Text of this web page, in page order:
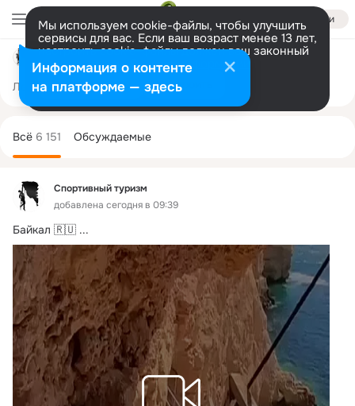
Войти
Мы используем cookie-файлы, чтобы улучшить
сервисы для вас. Если ваш возраст менее 13 лет,
настроить cookie-файлы должен ваш законный
представитель. Больше информации
Разрешить все Настроить
Лента Участники 3.2K Темы 6.1K
Спортивный туризм
добавлена сегодня в 09:39
Байкал 🇷🇺 ...
колонка
Всё 6 151 Обсуждаемые
Информация о контенте
на платформе — здесь